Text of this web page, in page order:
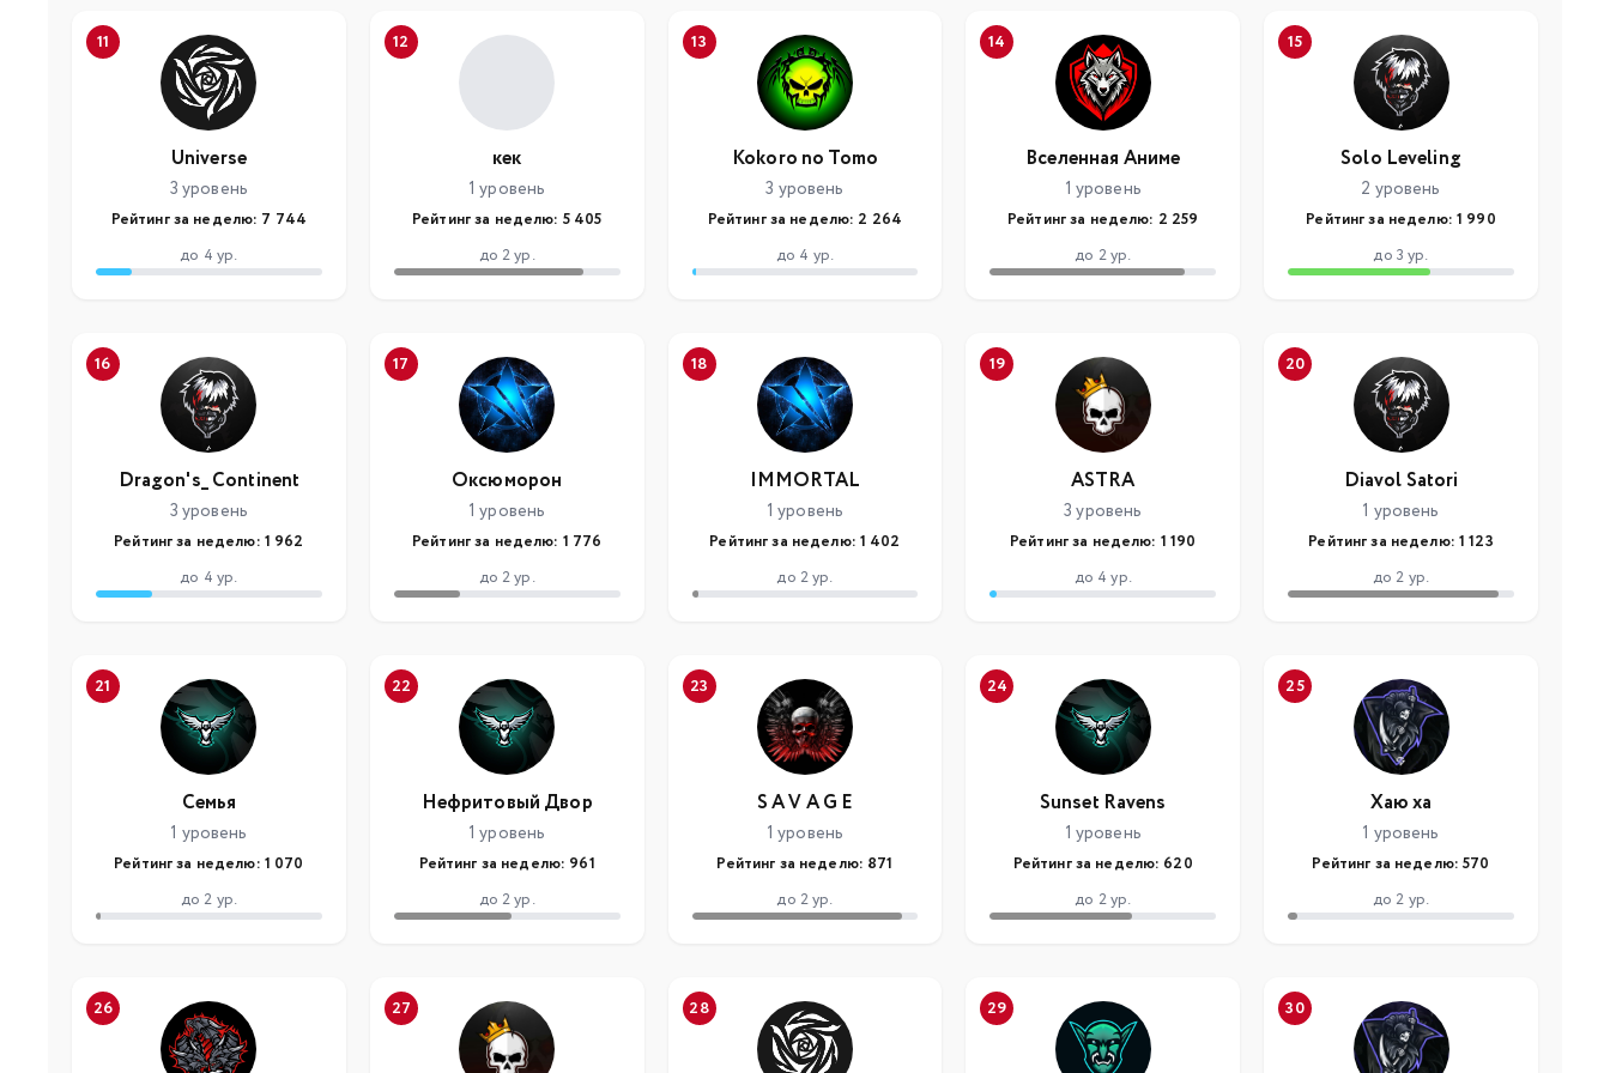
11
Universe
3 уровень
Рейтинг за неделю: 7 744
до 4 ур.
12
кек
1 уровень
Рейтинг за неделю: 5 405
до 2 ур.
13
Kokoro no Tomo
3 уровень
Рейтинг за неделю: 2 264
до 4 ур.
14
Вселенная Аниме
1 уровень
Рейтинг за неделю: 2 259
до 2 ур.
15
Solo Leveling
2 уровень
Рейтинг за неделю: 1 990
до 3 ур.
16
Dragon's_ Continent
3 уровень
Рейтинг за неделю: 1 962
до 4 ур.
17
Оксюморон
1 уровень
Рейтинг за неделю: 1 776
до 2 ур.
18
IMMORTAL
1 уровень
Рейтинг за неделю: 1 402
до 2 ур.
19
ASTRA
3 уровень
Рейтинг за неделю: 1 190
до 4 ур.
20
Diavol Satori
1 уровень
Рейтинг за неделю: 1 123
до 2 ур.
21
Семья
1 уровень
Рейтинг за неделю: 1 070
до 2 ур.
22
Нефритовый Двор
1 уровень
Рейтинг за неделю: 961
до 2 ур.
23
S A V A G E
1 уровень
Рейтинг за неделю: 871
до 2 ур.
24
Sunset Ravens
1 уровень
Рейтинг за неделю: 620
до 2 ур.
25
Хаю ха
1 уровень
Рейтинг за неделю: 570
до 2 ур.
26 27 28 29 30